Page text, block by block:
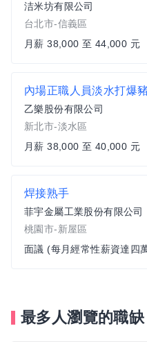
洁米坊有限公司
台北市-信義區
月薪 38,000 至 44,000 元
內場正職人員淡水打爆
乙樂股份有限公司
新北市-淡水區
月薪 38,000 至 40,000 元
焊接熟手
菲宇金屬工業股份有限公司
桃園市-新屋區
面議 (每月經常性薪資達四
最多人瀏覽的職缺